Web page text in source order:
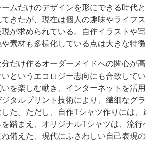
ムだけのデザインを形にできる時代
てきたが、現在は個人の趣味やライフ
が求められている。自作イラストや
素材も多様化している点は大きな特徴
だけ作るオーダーメイドへの関心が
というエコロジー志向にも合致して
を楽しむ動き、インターネットを活
タルプリント技術により、繊細なグ
た。ただし、自作Tシャツ作りには
踏まえ、オリジナルTシャツは、流行
備えた、現代にふさわしい自己表現